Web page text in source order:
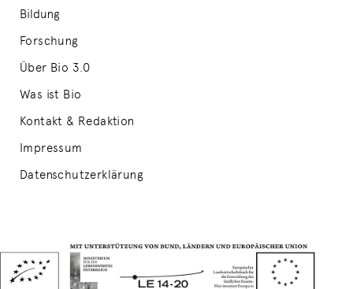
Bildung
Forschung
Über Bio 3.0
Was ist Bio
Kontakt & Redaktion
Impressum
Datenschutzerklärung